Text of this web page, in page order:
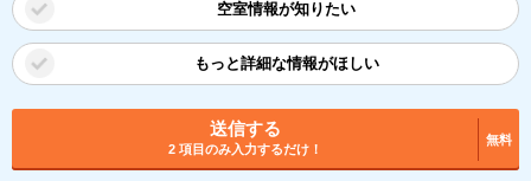
空室情報が知りたい
もっと詳細な情報がほしい
送信する
2 項目のみ入力するだけ！
無料